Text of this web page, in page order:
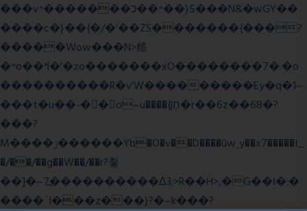
���v^�������כ��^��}5���N&�wGY��
����c�}��{�/�'��ZS�������{���?
�����Wow���N>糙
�^o��ߞ�'�zo�������xO��������7�.�o
����������R�v'W���������Ey�q�1~
���t�u��-�� o~u����{|ח֧�r��6z��68�?
���?
M����ݫ������Yb�O�v��D����ûw˯y��x7�����I_
�/��/��g��W��/��r?쵷
��]�~7߽����������Δ3;>R��H>,�G��ו�:�
���� `I���z���}?�~k���?